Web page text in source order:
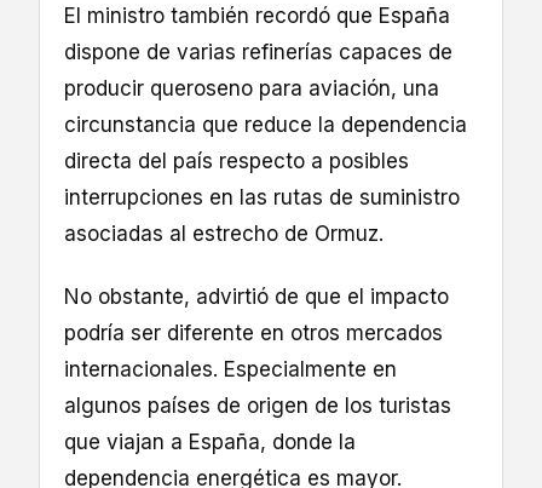
El ministro también recordó que España
dispone de varias refinerías capaces de
producir queroseno para aviación, una
circunstancia que reduce la dependencia
directa del país respecto a posibles
interrupciones en las rutas de suministro
asociadas al estrecho de Ormuz.
No obstante, advirtió de que el impacto
podría ser diferente en otros mercados
internacionales. Especialmente en
algunos países de origen de los turistas
que viajan a España, donde la
dependencia energética es mayor.